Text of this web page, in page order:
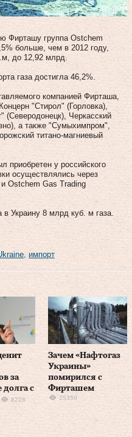
Фирташу группа Ostchem
больше, чем в 2012 году,
до 12,92 млрд.
газа достигла 46,2%.
компанией Фирташа,
"Стирол" (Горловка),
(Северодонецк), Черкасский
а также "Сумыхимпром",
титано-магниевый
приобретен у российского
осуществлялись через
Ostchem Gas Trading
в Украину 8 млрд куб. м газа.
, импорт
за
долга с
8228
Зачем «Нафтогаз
Украины»
помирился с
Фирташем
25359